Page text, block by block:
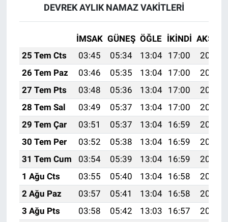
DEVREK AYLIK NAMAZ VAKITLERI
İMSAK GÜNEŞ ÖĞLE İKINDI AKŞAM
25 Tem Cts
03:45 05:34 13:04 17:00
20:24
26 Tem Paz
03:46 05:35 13:04 17:00
20:23
27 Tem Pts
03:48 05:36 13:04 17:00
20:22
28 Tem Sal
03:49 05:37 13:04 17:00
20:21
29 Tem Çar
03:51 05:37 13:04 16:59
20:20
30 Tem Per
03:52 05:38 13:04 16:59
20:19
31 Tem Cum
03:54 05:39 13:04 16:59
20:18
1 Ağu Cts
03:55 05:40 13:04 16:58
20:17
2 Ağu Paz
03:57 05:41 13:04 16:58
20:16
3 Ağu Pts
03:58 05:42 13:03 16:57
20:15